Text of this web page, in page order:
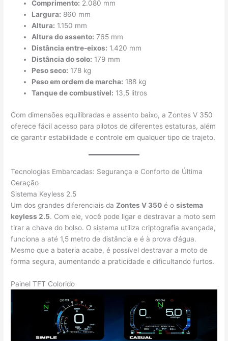
Comprimento: 2.080 mm
Largura: 860 mm
Altura: 1.150 mm
Altura do assento: 765 mm
Distância entre-eixos: 1.420 mm
Distância do solo: 179 mm
Peso seco: 178 kg
Peso em ordem de marcha: 188 kg
Tanque de combustível: 13,5 litros
Com dimensões equilibradas e assento baixo, a Zontes V 350
oferece fácil acesso para pilotos de diferentes estaturas, além
de garantir estabilidade e controle em qualquer tipo de trajeto.
Tecnologias Embarcadas: Segurança e Conforto de Última
Geração
Sistema Keyless 2.5
Um dos grandes diferenciais daZontes V 350 é osistema
keyless 2.5. Com ele, você pode ligar e destravar a moto sem
tirar a chave do bolso. O sistema utiliza criptografia avançada,
funciona a até 1,5 metro de distância e é à prova d’água.
Mesmo que a bateria acabe, é possível destravar a moto de
forma segura, aumentando a praticidade e dificultando furtos.
Painel TFT Colorido